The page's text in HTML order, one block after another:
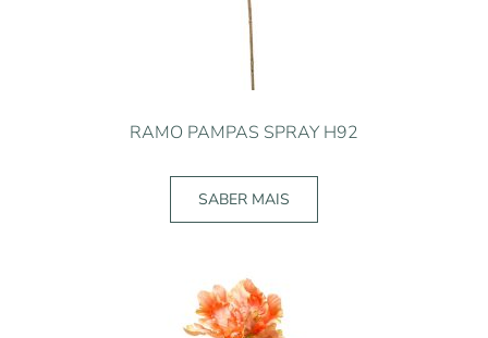
RAMO PAMPAS SPRAY H92
SABER MAIS